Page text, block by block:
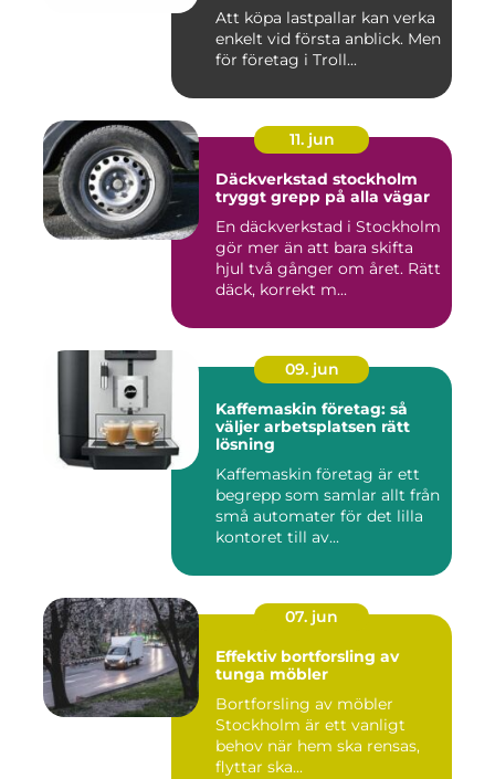
Att köpa lastpallar kan verka
enkelt vid första anblick. Men
för företag i Troll...
11. jun
Däckverkstad stockholm
tryggt grepp på alla vägar
En däckverkstad i Stockholm
gör mer än att bara skifta
hjul två gånger om året. Rätt
däck, korrekt m...
09. jun
Kaffemaskin företag: så
väljer arbetsplatsen rätt
lösning
Kaffemaskin företag är ett
begrepp som samlar allt från
små automater för det lilla
kontoret till av...
07. jun
Effektiv bortforsling av
tunga möbler
Bortforsling av möbler
Stockholm är ett vanligt
behov när hem ska rensas,
flyttar ska...